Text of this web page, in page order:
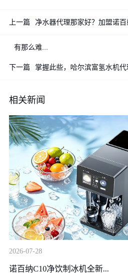
上一篇 净水器代理那家好？加盟诺
有那么难...
下一篇 掌握此些，哈尔滨富氢水机
相关新闻
2026-07-28
诺百纳C10净饮制冰机全新...